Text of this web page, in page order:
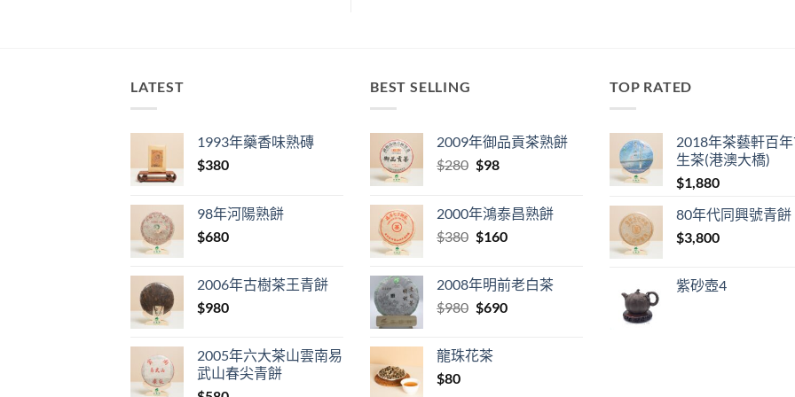
LATEST
1993年藥香味熟磚
$380
98年河陽熟餅
$680
2006年古樹茶王青餅
$980
2005年六大茶山雲南易
武山春尖青餅
BEST SELLING
2009年御品貢茶熟餅
$280 Original
$280.
$98Current
$98.
2000年鴻泰昌熟餅
$380 Original
$380.
$160Current
$160.
2008年明前老白茶
$980 Original
$980.
$690Current
龍珠花茶
$80
TOP RATED
2018年茶藝軒百
生茶(港澳大橋)
$1,880
80年代同興號青餅
$3,800
紫砂壺4